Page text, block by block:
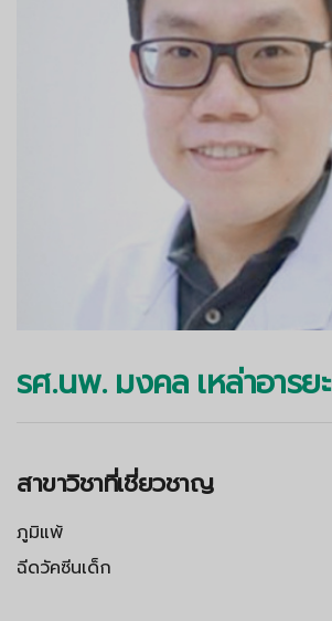
รศ.นพ. มงคล เหล่าอารยะ
สาขาวิชาที่เชี่ยวชาญ
ภูมิแพ้
ฉีดวัคซีนเด็ก